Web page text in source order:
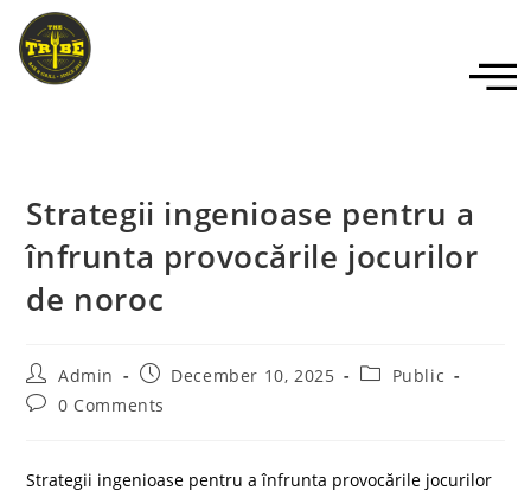
Strategii ingenioase pentru a
înfrunta provocările jocurilor
de noroc
Admin December 10, 2025
Public
0 Comments
Strategii ingenioase pentru a înfrunta provocările jocurilor